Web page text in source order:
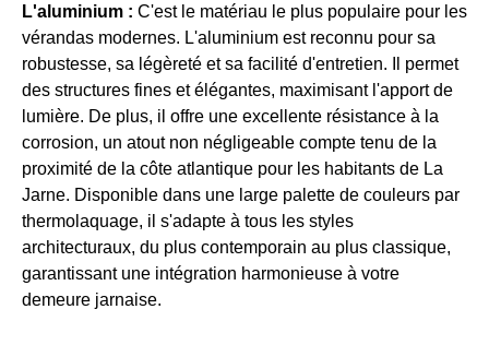
L'aluminium : C'est le matériau le plus populaire pour les
vérandas modernes. L'aluminium est reconnu pour sa
robustesse, sa légèreté et sa facilité d'entretien. Il permet
des structures fines et élégantes, maximisant l'apport de
lumière. De plus, il offre une excellente résistance à la
corrosion, un atout non négligeable compte tenu de la
proximité de la côte atlantique pour les habitants de La
Jarne. Disponible dans une large palette de couleurs par
thermolaquage, il s'adapte à tous les styles
architecturaux, du plus contemporain au plus classique,
garantissant une intégration harmonieuse à votre
demeure jarnaise.